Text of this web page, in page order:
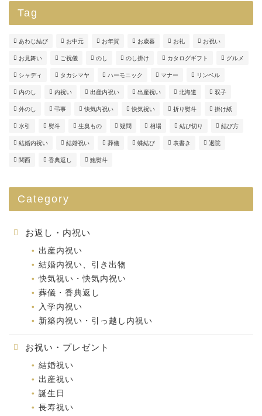
Tag
あわじ結び お中元 お年賀 お歳暮 お礼 お祝い
お見舞い ご祝儀 のし のし掛け カタログギフト グルメ
シャディ タカシマヤ ハーモニック マナー リンベル
内のし 内祝い 出産内祝い 出産祝い 北海道 双子
外のし 弔事 快気内祝い 快気祝い 折り熨斗 掛け紙
水引 熨斗 生臭もの 疑問 相場 結び切り 結び方
結婚内祝い 結婚祝い 葬儀 蝶結び 表書き 退院
関西 香典返し 鮑熨斗
Category
お返し・内祝い
出産内祝い
結婚内祝い、引き出物
快気祝い・快気内祝い
葬儀・香典返し
入学内祝い
新築内祝い・引っ越し内祝い
お祝い・プレゼント
結婚祝い
出産祝い
誕生日
長寿祝い